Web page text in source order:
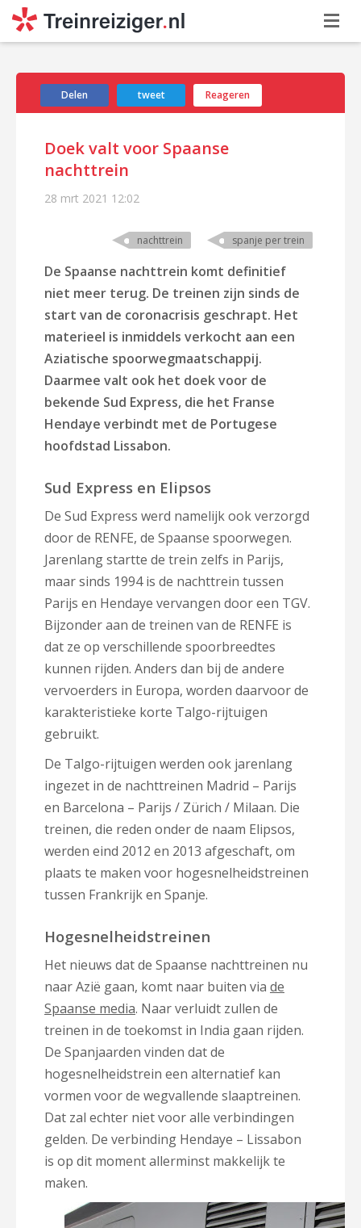
Delen tweet Reageren
Doek valt voor Spaanse
nachttrein
28 mrt 2021 12:02
nachttrein spanje per trein
De Spaanse nachttrein komt definitief
niet meer terug. De treinen zijn sinds de
start van de coronacrisis geschrapt. Het
materieel is inmiddels verkocht aan een
Aziatische spoorwegmaatschappij.
Daarmee valt ook het doek voor de
bekende Sud Express, die het Franse
Hendaye verbindt met de Portugese
hoofdstad Lissabon.
Sud Express en Elipsos
De Sud Express werd namelijk ook verzorgd
door de RENFE, de Spaanse spoorwegen.
Jarenlang startte de trein zelfs in Parijs,
maar sinds 1994 is de nachttrein tussen
Parijs en Hendaye vervangen door een TGV.
Bijzonder aan de treinen van de RENFE is
dat ze op verschillende spoorbreedtes
kunnen rijden. Anders dan bij de andere
vervoerders in Europa, worden daarvoor de
karakteristieke korte Talgo-rijtuigen
gebruikt.
De Talgo-rijtuigen werden ook jarenlang
ingezet in de nachttreinen Madrid – Parijs
en Barcelona – Parijs / Zürich / Milaan. Die
treinen, die reden onder de naam Elipsos,
werden eind 2012 en 2013 afgeschaft, om
plaats te maken voor hogesnelheidstreinen
tussen Frankrijk en Spanje.
Hogesnelheidstreinen
Het nieuws dat de Spaanse nachttreinen nu
naar Azië gaan, komt naar buiten via de
Spaanse media. Naar verluidt zullen de
treinen in de toekomst in India gaan rijden.
De Spanjaarden vinden dat de
hogesnelheidstrein een alternatief kan
vormen voor de wegvallende slaaptreinen.
Dat zal echter niet voor alle verbindingen
gelden. De verbinding Hendaye – Lissabon
is op dit moment allerminst makkelijk te
maken.